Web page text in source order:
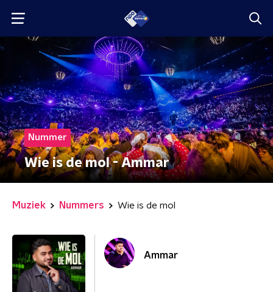
Nummer
Wie is de mol - Ammar
Muziek Nummers Wie is de mol
Ammar